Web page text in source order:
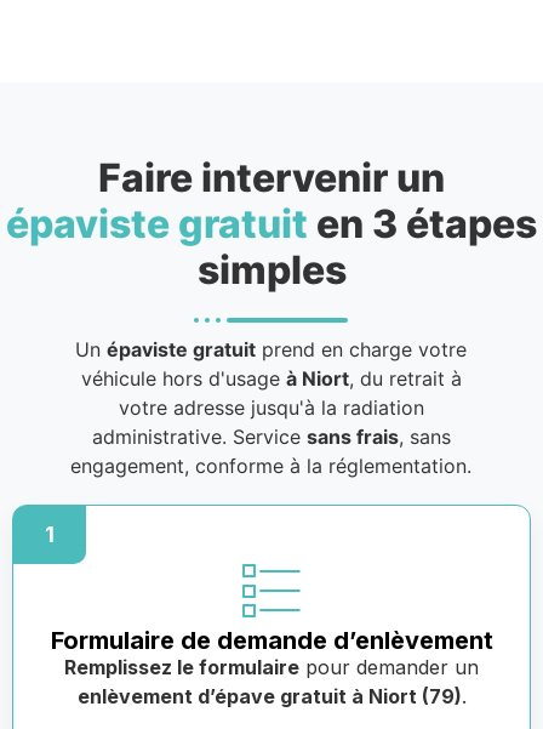
Faire intervenir un
épaviste gratuit en 3 étapes
simples
Unépaviste gratuit prend en charge votre
véhicule hors d'usage à Niort, du retrait à
votre adresse jusqu'à la radiation
administrative. Service sans frais, sans
engagement, conforme à la réglementation.
1
Formulaire de demande d’enlèvement
Remplissez le formulaire pour demander un
enlèvement d’épave gratuit à Niort (79).